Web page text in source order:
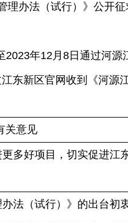
理办法（试行）》公开
年12月8日通过河源
东新区官网收到《河源
关意见
多好项目，切实促进江
法（试行）》的出台初